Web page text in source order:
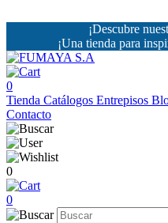
¡Descubre
¡Una tienda para
0
Tienda Catálogos Entrepisos
Contacto
0
0